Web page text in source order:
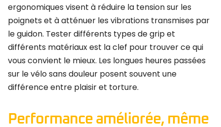
ergonomiques visent à réduire la tension sur les
poignets et à atténuer les vibrations transmises par
le guidon. Tester différents types de grip et
différents matériaux est la clef pour trouver ce qui
vous convient le mieux. Les longues heures passées
sur le vélo sans douleur posent souvent une
différence entre plaisir et torture.
Performance améliorée, même